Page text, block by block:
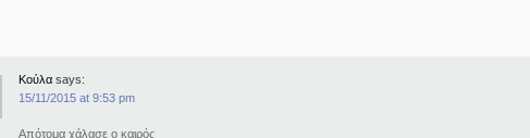
Κούλα says:
15/11/2015 at 9:53 pm
Απότομα χάλασε ο καιρός